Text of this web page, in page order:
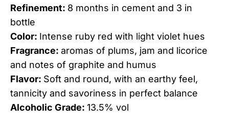
Refinement: 8 months in cement and 3 in
bottle
Color: Intense ruby red with light violet hues
Fragrance: aromas of plums, jam and licorice
and notes of graphite and humus
Flavor: Soft and round, with an earthy feel,
tannicity and savoriness in perfect balance
Alcoholic Grade: 13.5% vol